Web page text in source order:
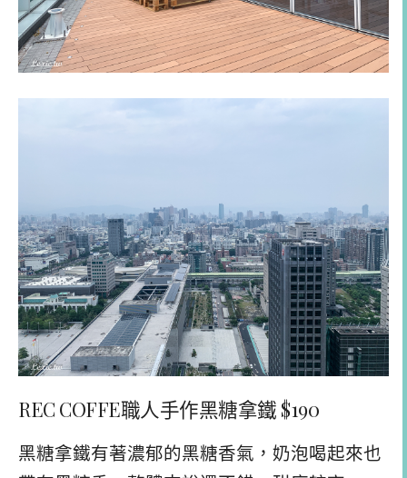
REC COFFE職人手作黑糖拿鐵 $190
黑糖拿鐵有著濃郁的黑糖香氣，奶泡喝起來也